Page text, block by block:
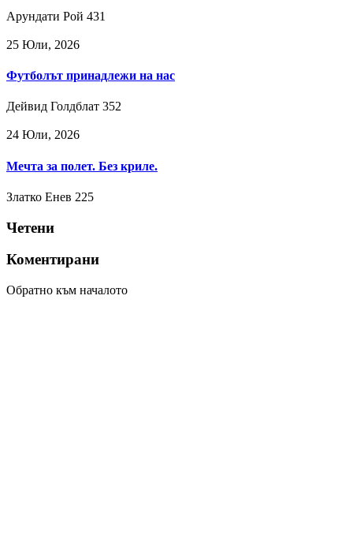
Арундати Рой 431
25 Юли, 2026
Футболът принадлежи на нас
Дейвид Голдблат 352
24 Юли, 2026
Мечта за полет. Без криле.
Златко Енев 225
Четени
Коментирани
Обратно към началото